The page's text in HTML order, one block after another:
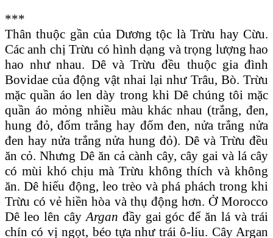
***
Thân thuộc gần của Dương tộc là Trừu hay Cừu.
Các anh chị Trừu có hình dạng và trọng lượng hao
hao như nhau. Dê và Trừu đều thuộc gia đình
Bovidae của động vật nhai lại như Trâu, Bò. Trừu
mặc quần áo len dày trong khi Dê chúng tôi mặc
quần áo mỏng nhiều màu khác nhau (trắng, đen,
hung đỏ, đốm trắng hay đốm đen, nửa trắng nửa
đen hay nửa trắng nửa hung đỏ). Dê và Trừu đều
ăn cỏ. Nhưng Dê ăn cả cành cây, cây gai và lá cây
có mùi khó chịu mà Trừu không thích và không
ăn. Dê hiếu động, leo trèo và phá phách trong khi
Trừu có vẻ hiền hòa và thụ động hơn. Ở Morocco
Dê leo lên câyArgan đầy gai góc để ăn lá và trái
chín có vị ngọt, béo tựa như trái ô-liu. Cây Argan